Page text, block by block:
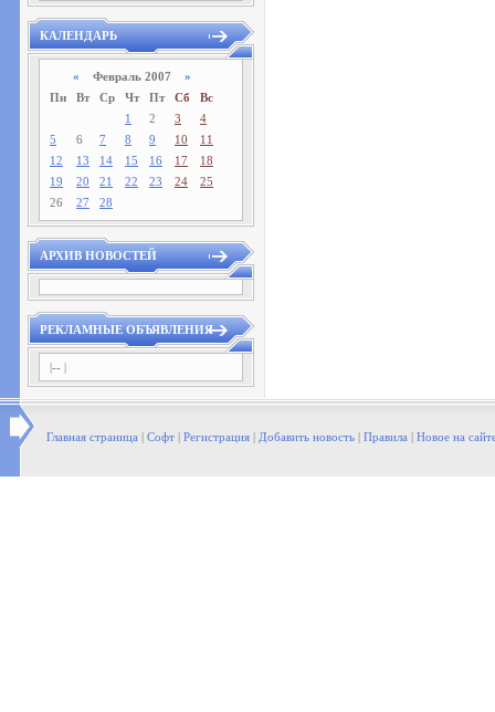
КАЛЕНДАРЬ
« Февраль 2007 »
Пн
Вт Ср Чт Пт Сб
Вс
1
2 3
4
5
6 7 8 9 10
11
12
13 14 15 16 17
18
19
20 21 22 23 24
25
26
27 28
АРХИВ НОВОСТЕЙ
РЕКЛАМНЫЕ ОБЪЯВЛЕНИЯ
|-- |
Главная страница | Софт | Регистрация | Добавить новость | Правила | Новое на